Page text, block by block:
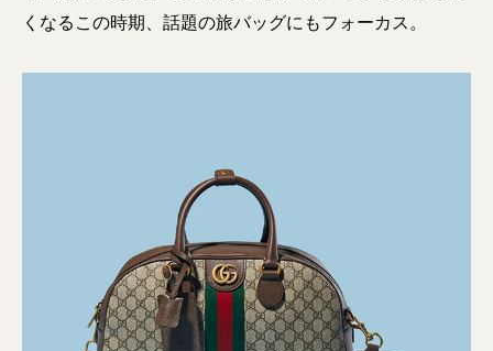
くなるこの時期、話題の旅バッグにもフォーカス。